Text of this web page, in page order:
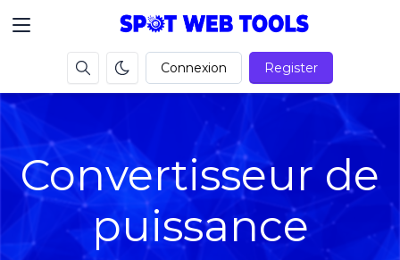
Connexion Register
Convertisseur de
puissance